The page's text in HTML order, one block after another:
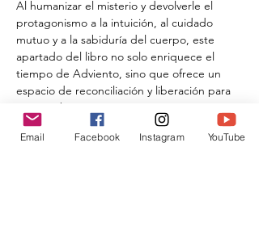
Al humanizar el misterio y devolverle el
protagonismo a la intuición, al cuidado
mutuo y a la sabiduría del cuerpo, este
apartado del libro no solo enriquece el
tiempo de Adviento, sino que ofrece un
espacio de reconciliación y liberación para
quienes buscan una mística más cercana,
inclusiva y profundamente viva.
Email Facebook Instagram YouTube